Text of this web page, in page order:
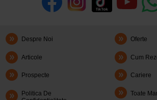
Despre Noi Oferte
Articole Cum
Prospecte Cariere
Politica De
Toate